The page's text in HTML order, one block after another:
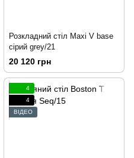
Розкладний стіл Maxi V base
сірий grey/21
20 120 грн
4
4
ВІДЕО